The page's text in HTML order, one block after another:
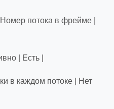
потока в фрейме |
| Есть |
в каждом потоке | Нет